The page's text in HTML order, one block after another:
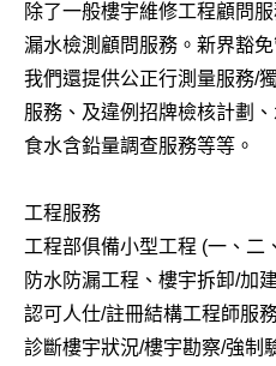
除了一般樓宇維修工程顧問
漏水檢測顧問服務。新界豁
我們還提供公正行測量服務/
服務、及違例招牌檢核計劃
食水含鉛量調查服務等等。
工程服務
工程部俱備小型工程 (一、二
防水防漏工程、樓宇拆卸/加
認可人仕/註冊結構工程師服
診斷樓宇狀況/樓宇勘察/強制